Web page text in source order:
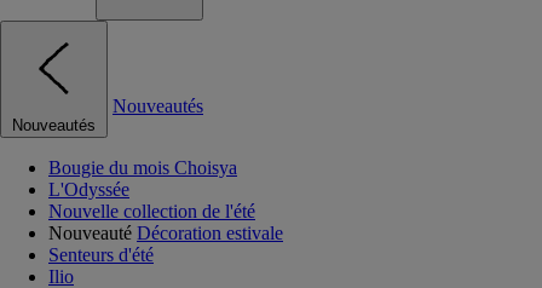
Nouveautés
Nouveautés
Bougie du mois Choisya
L'Odyssée
Nouvelle collection de l'été
Nouveauté Décoration estivale
Senteurs d'été
Ilio